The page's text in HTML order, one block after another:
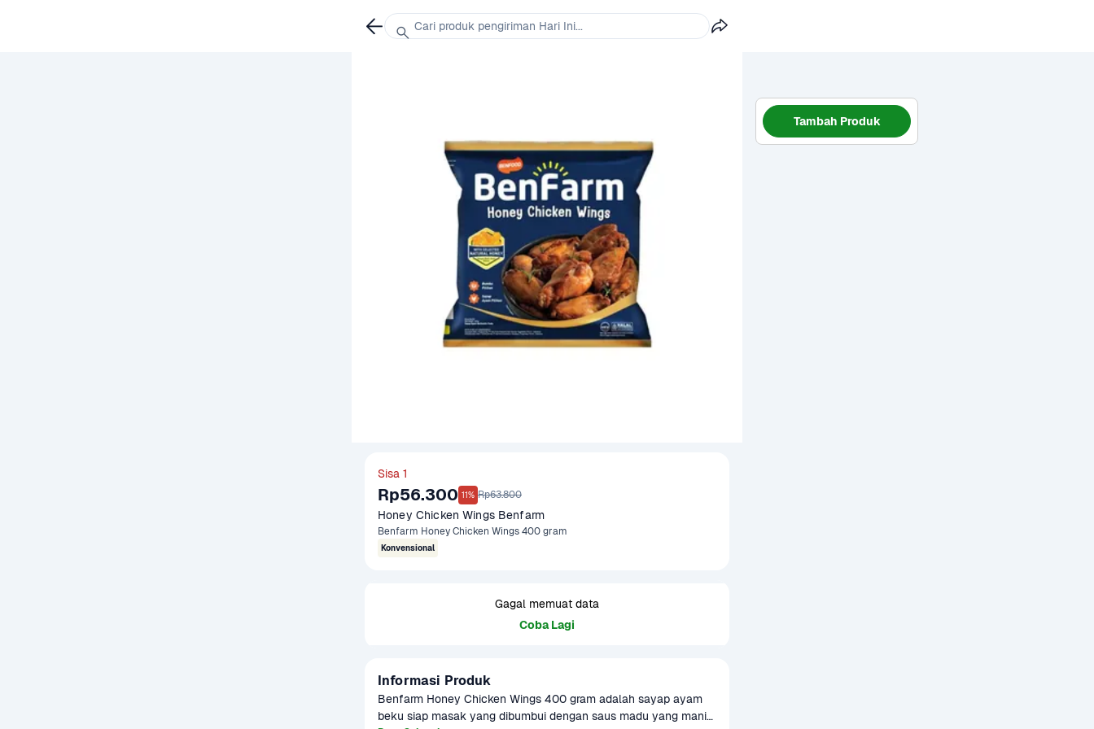
Sisa 1
Rp56.300 11% Rp63.800
Honey Chicken Wings Benfarm
Benfarm Honey Chicken Wings 400 gram
Konvensional
Gagal memuat data
Coba Lagi
Informasi Produk
Benfarm Honey Chicken Wings 400 gram adalah sayap ayam
beku siap masak yang dibumbui dengan saus madu yang manis
Tambah Produk
Cari produk pengiriman Hari Ini...